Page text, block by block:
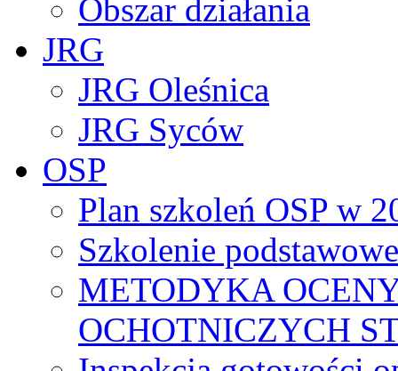
Obszar działania
JRG
JRG Oleśnica
JRG Syców
OSP
Plan szkoleń OSP w
Szkolenie
METODYKA
OCHOTNICZYCH